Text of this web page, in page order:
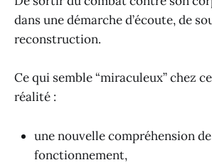
dans une démarche d’écoute, de
reconstruction.
Ce qui semble “miraculeux” chez
réalité :
une nouvelle compréhension
fonctionnement,